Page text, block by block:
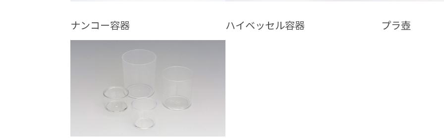
ナンコー容器 ハイベッセル容器 プラ壺